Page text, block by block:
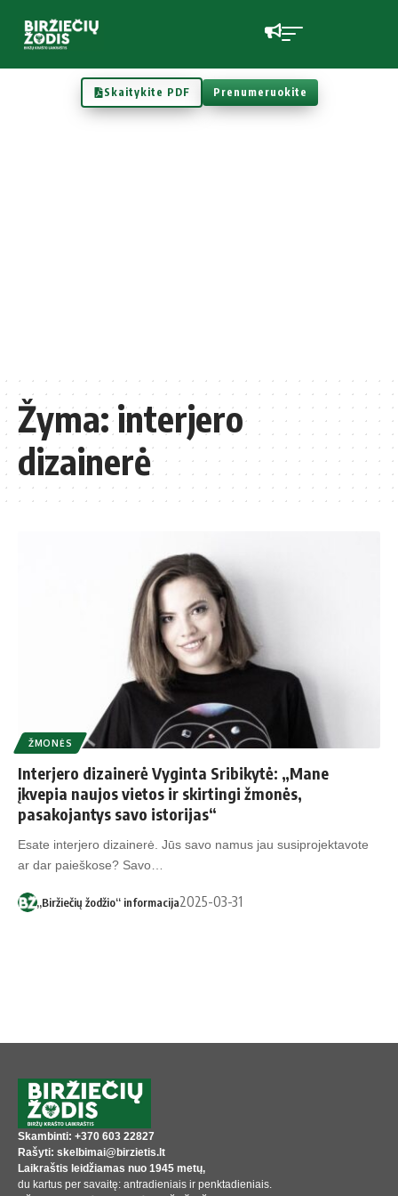
Skaitykite PDF Prenumeruokite
Žyma:interjero
dizainerė
ŽMONĖS
Interjero dizainerė Vyginta Sribikytė: „Mane
įkvepia naujos vietos ir skirtingi žmonės,
pasakojantys savo istorijas“
Esate interjero dizainerė. Jūs savo namus jau susiprojektavote
ar dar paieškose? Savo…
„Biržiečių žodžio“ informacija2025-03-31
Skambinti: +370 603 22827
Rašyti: skelbimai@birzietis.lt
Laikraštis leidžiamas nuo 1945 metų,
du kartus per savaitę: antradieniais ir penktadieniais.